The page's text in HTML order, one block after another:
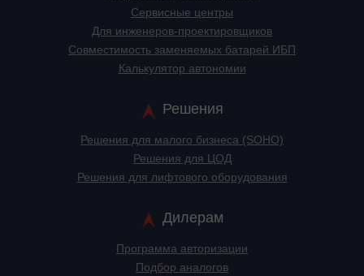
Сервисные центры
Для инженеров-проектировщиков
Cовместимость заменяемых батарей ИБП
Калькулятор автономии
Решения
Решения для малого бизнеса (SOHO)
Решения для ЦОД
Решения для лифтового оборудования
Дилерам
Программа авторизации
Подбор аналогов